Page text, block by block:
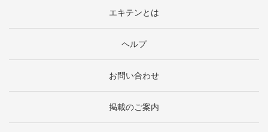
エキテンとは
ヘルプ
お問い合わせ
掲載のご案内